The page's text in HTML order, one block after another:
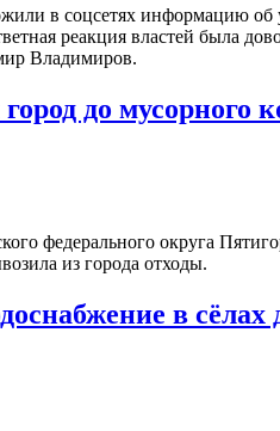
в соцсетях информацию
реакция властей была
Владимиров.
до мусорного
федерального округа
из города отходы.
в